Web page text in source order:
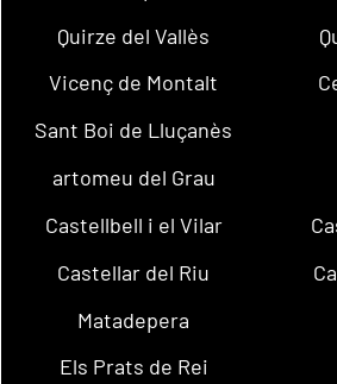
Quirze del Vallès
Vicenç de Montalt
Sant Boi de Lluçanès
artomeu del Grau
Castellbell i el Vilar
Castellar del Riu
Matadepera
Els Prats de Rei